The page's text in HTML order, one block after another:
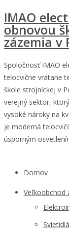
IMAO
obnovou
zázemia v
Spoločnosť IMAO
telocvične vrátane
škole strojníckej v
verejný sektor,
vysoké nároky na
je moderná
úsporným
Domov
Veľkoobchod
Svietidlá